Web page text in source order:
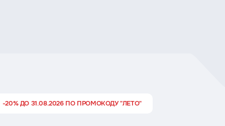
20% ДО 31.08.2026 ПО ПРОМОКОДУ "ЛЕТО"